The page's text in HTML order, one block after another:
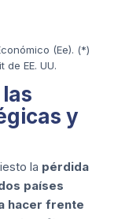
(Ee). (*)
EE. UU.
y
la pérdida
países
hacer frente